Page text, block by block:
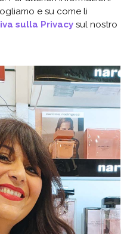
e su come li
sulla Privacy sul nostro